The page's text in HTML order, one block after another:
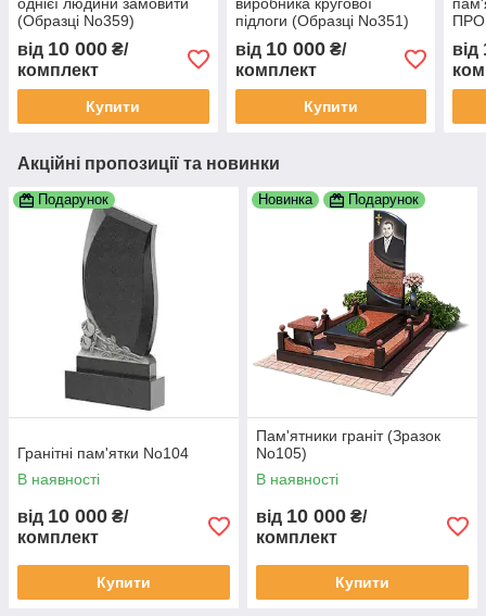
однієї людини замовити
(Образці No359)
від 10 000 ₴/
комплект
Купити
виробника кругової
підлоги (Образці No351)
від 10 000₴/
комплект
Купити
від
Акційні пропозиції та новинки
Подарунок
Гранітні пам'ятки No104
В наявності
від 10 000 ₴/
комплект
Купити
Новинка Подарунок
Пам'ятники граніт (Зразок
No105)
В наявності
від 10 000 ₴/
комплект
Купити